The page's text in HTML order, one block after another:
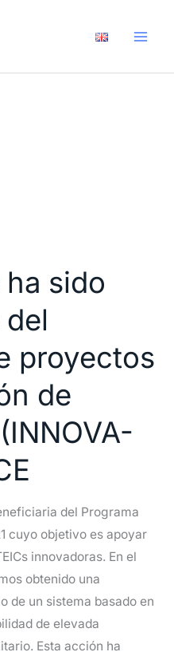
sido
proyectos
de
del Programa
cuyo objetivo es apoyar
innovadoras. En el
obtenido una
de un sistema basado en
de elevada
Esta acción ha